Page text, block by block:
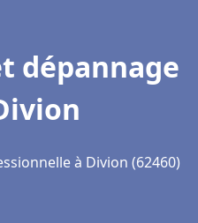
dépannage
à Divion (62460)